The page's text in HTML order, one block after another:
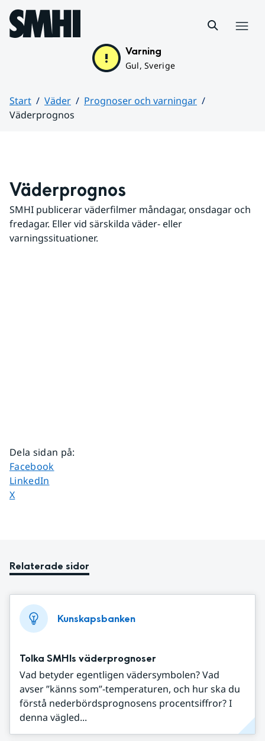
Hoppa till sidans innehåll
Varning
Gul, Sverige
Start Väder
Prognoser och varningar
Väderprognos
Väderprognos
SMHI publicerar väderfilmer måndagar, onsdagar och
fredagar. Eller vid särskilda väder- eller
varningssituationer.
Dela sidan på:
Dela sidan på
Facebook
Dela sidan på
LinkedIn
Dela sidan på
X
Relaterade sidor
Kunskapsbanken
Tolka SMHIs väderprognoser
Vad betyder egentligen vädersymbolen? Vad
avser ”känns som”-temperaturen, och hur ska du
förstå nederbördsprognosens procentsiffror? I
denna vägled...